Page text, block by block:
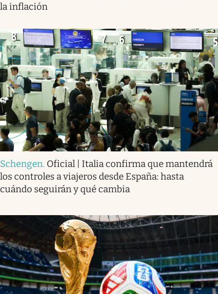
la inflación
Schengen. Oficial | Italia confirma que mantendrá
los controles a viajeros desde España: hasta
cuándo seguirán y qué cambia